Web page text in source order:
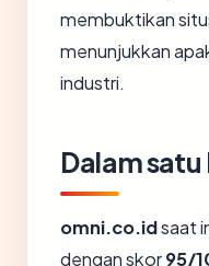
membuktikan
menunjukkan
industri.
Dalam
omni.co.idsaat
dengan skor95/